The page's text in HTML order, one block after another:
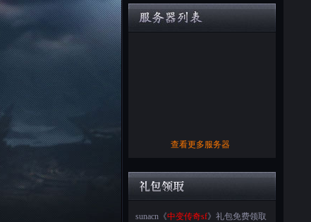
查看更多服务器
sunacn《中变传奇sf》礼包免费领取